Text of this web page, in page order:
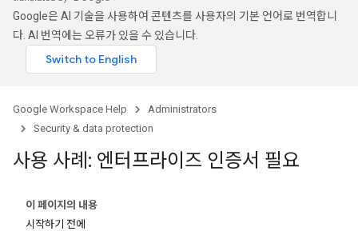
Google은 AI 기술을 사용하여 콘텐츠를 사용자의 기본 언어로 번역합니
다. AI 번역에는 오류가 있을 수 있습니다.
Google Workspace Help
Administrators
Security & data protection
사용 사례: 엔터프라이즈 인증서 필요
이 페이지의 내용
시작하기 전에